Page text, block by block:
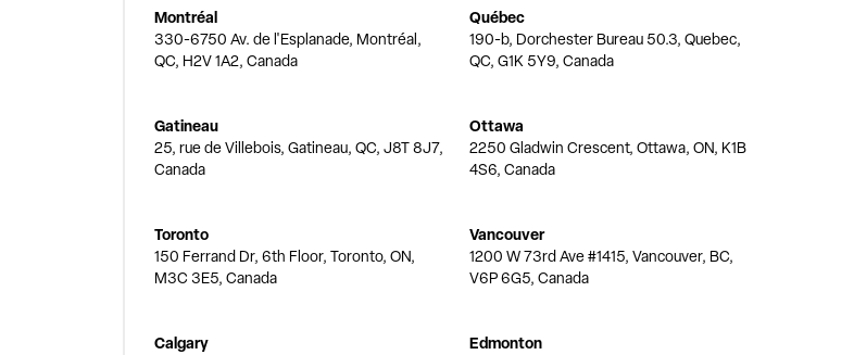
Montréal
330-6750 Av. de l'Esplanade, Montréal,
QC, H2V 1A2, Canada
Québec
190-b, Dorchester Bureau 50.3, Quebec,
QC, G1K 5Y9, Canada
Gatineau
25, rue de Villebois, Gatineau, QC, J8T 8J7,
Canada
Ottawa
2250 Gladwin Crescent, Ottawa, ON, K1B
4S6, Canada
Toronto
150 Ferrand Dr, 6th Floor, Toronto, ON,
M3C 3E5, Canada
Vancouver
1200 W 73rd Ave #1415, Vancouver, BC,
V6P 6G5, Canada
Calgary Edmonton